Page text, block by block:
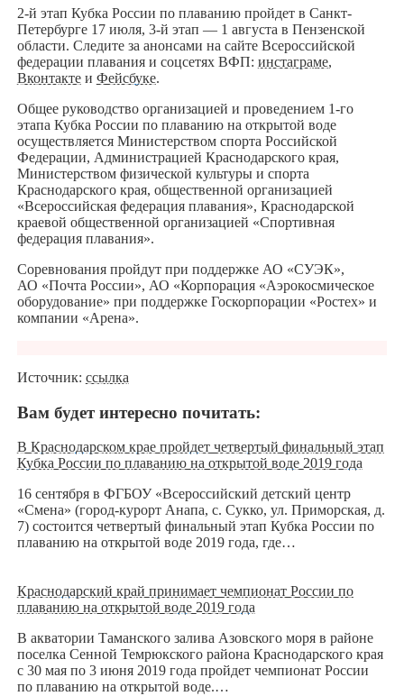
2-й этап Кубка России по плаванию пройдет в Санкт-
Петербурге 17 июля, 3-й этап — 1 августа в Пензенской
области. Следите за анонсами на сайте Всероссийской
федерации плавания и соцсетях ВФП: инстаграме,
Вконтактеи Фейсбуке.
Общее руководство организацией и проведением 1-го
этапа Кубка России по плаванию на открытой воде
осуществляется Министерством спорта Российской
Федерации, Администрацией Краснодарского края,
Министерством физической культуры и спорта
Краснодарского края, общественной организацией
«Всероссийская федерация плавания», Краснодарской
краевой общественной организацией «Спортивная
федерация плавания».
Соревнования пройдут при поддержке АО «СУЭК»,
АО «Почта России», АО «Корпорация «Аэрокосмическое
оборудование» при поддержке Госкорпорации «Ростех» и
компании «Арена».
Источник: ссылка
Вам будет интересно почитать:
В Краснодарском крае пройдет четвертый финальный этап
Кубка России по плаванию на открытой воде 2019 года
16 сентября в ФГБОУ «Всероссийский детский центр
«Смена» (город-курорт Анапа, с. Сукко, ул. Приморская, д.
7) состоится четвертый финальный этап Кубка России по
плаванию на открытой воде 2019 года, где…
Краснодарский край принимает чемпионат России по
плаванию на открытой воде 2019 года
В акватории Таманского залива Азовского моря в районе
поселка Сенной Темрюкского района Краснодарского края
с 30 мая по 3 июня 2019 года пройдет чемпионат России
по плаванию на открытой воде.…